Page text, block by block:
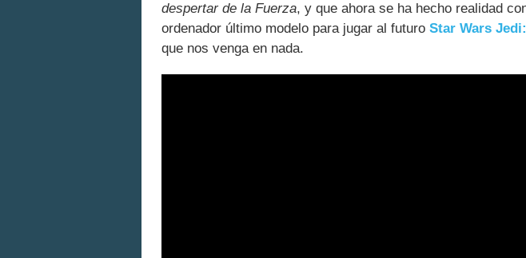
despertar de la Fuerza, y que ahora se ha hecho realidad
ordenador último modelo para jugar al futuro Star Wars
que nos venga en nada.